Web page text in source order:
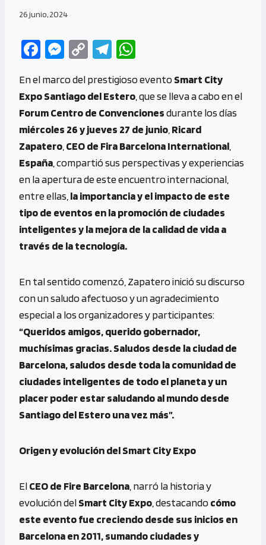
26 junio, 2024
Fa
b
o
o
k
M
se
n
g
er
C
py
Li
n
k
Te
gr
a
m
at
s
A
p
p
En el marco del prestigioso eventoSmart City
Expo Santiago del Estero , que se lleva a cabo en el
Forum Centro de Convencionesdurante los días
miércoles 26 y jueves 27 de junio Ricard
Zapatero CEO de Fira Barcelona International
España , compartió sus perspectivas y experiencias
en la apertura de este encuentro internacional,
entre ellas, la importancia y el impacto de este
tipo de eventos en la promoción de ciudades
inteligentes y la mejora de la calidad de vida a
través de la tecnología.
En tal sentido comenzó, Zapatero inició su discurso
con un saludo afectuoso y un agradecimiento
especial a los organizadores y participantes:
“Queridos amigos, querido gobernador,
muchísimas gracias. Saludos desde la ciudad de
Barcelona, saludos desde toda la comunidad de
ciudades inteligentes de todo el planeta y un
placer poder estar saludando al mundo desde
Santiago del Estero una vez más”.
Origen y evolución del Smart City Expo
ElCEO de Fire Barcelona , narró la historia y
evolución delSmart City Expo , destacandocómo
este evento fue creciendo desde sus inicios en
Barcelona en 2011, sumando ciudades y